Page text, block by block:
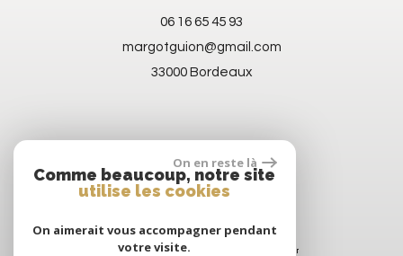
06 16 65 45 93
margotguion@gmail.com
33000 Bordeaux
On en reste là
Comme beaucoup, notre site
utilise les cookies
On aimerait vous accompagner pendant
votre visite.